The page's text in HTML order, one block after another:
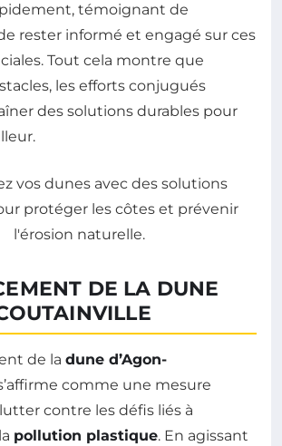
témoignant de
rester informé et engagé sur ces
Tout cela montre que
les efforts conjugués
des solutions durables pour
DE LA DUNE
de la dune d’Agon-
comme une mesure
contre les défis liés à
pollution plastique. En agissant